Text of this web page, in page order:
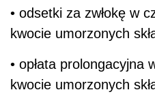
• odsetki za zwłokę w
kwocie umorzonych
• opłata prolongacyjna
kwocie umorzonych